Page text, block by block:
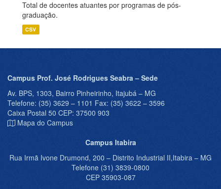
Total de docentes atuantes por programas de pós-
graduação.
CSV
Campus Prof. José Rodrigues Seabra – Sede
Av. BPS, 1303, Bairro Pinheirinho, Itajubá – MG
Telefone: (35) 3629 – 1101 Fax: (35) 3622 – 3596
Caixa Postal 50 CEP: 37500 903
Mapa do Campus
Campus Itabira
Rua Irmã Ivone Drumond, 200 – Distrito Industrial II,Itabira – MG
Telefone (31) 3839-0800
CEP 35903-087